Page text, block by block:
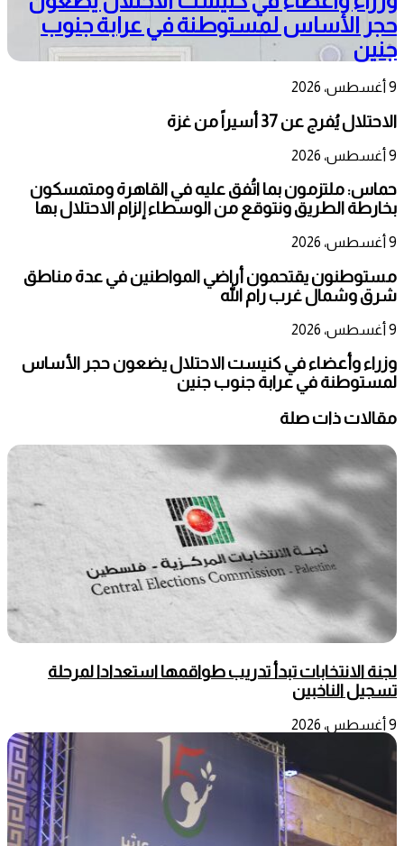
حجر الأساس لمستوطنة في عرابة جنوب
جنين
9 أغسطس، 2026
الاحتلال يُفرج عن 37 أسيراً من غزة
9 أغسطس، 2026
حماس: ملتزمون بما اتُفق عليه في القاهرة ومتمسكون
بخارطة الطريق ونتوقع من الوسطاء إلزام الاحتلال بها
9 أغسطس، 2026
مستوطنون يقتحمون أراضي المواطنين في عدة مناطق
شرق وشمال غرب رام الله
9 أغسطس، 2026
وزراء وأعضاء في كنيست الاحتلال يضعون حجر الأساس
لمستوطنة في عرابة جنوب جنين
مقالات ذات صلة
لجنة الانتخابات تبدأ تدريب طواقمها استعدادا لمرحلة
تسجيل الناخبين
9 أغسطس، 2026